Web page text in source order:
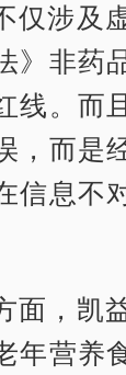
仅涉及
》非药
线。而
，而是
信息不
面，凯
年营养